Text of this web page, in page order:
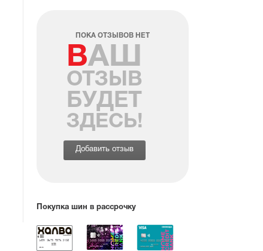
ПОКА ОТЗЫВОВ НЕТ
ВАШ
ОТЗЫВ
БУДЕТ
ЗДЕСЬ!
Добавить отзыв
Покупка шин в рассрочку